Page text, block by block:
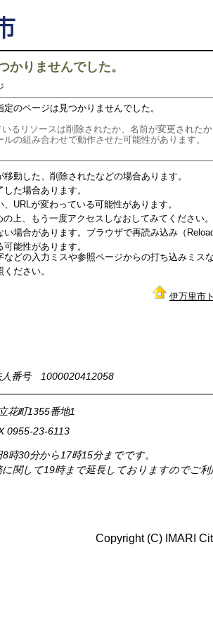
かりませんでした。
のページは見つかりませんでした。
るリソースは削除されたか、名前が変更された
の組み合わせで動作させた可能性があります。
移動した、削除されたなどの場合あります。
た場合あります。
URLが変わっている可能性があります。
上、もう一度アクセスしなおしてみてください。
場合があります。ブラウザで再読み込み（
能性があります。
などの入力ミスや参照ページからの打ち込みミス
ださい。
伊万里市
人番号 1000020412058
花町1355番地1
0955-23-6113
8時30分から17時15分までです。
関して19時まで延長しておりますのでご利
Copyright (C) IMARI